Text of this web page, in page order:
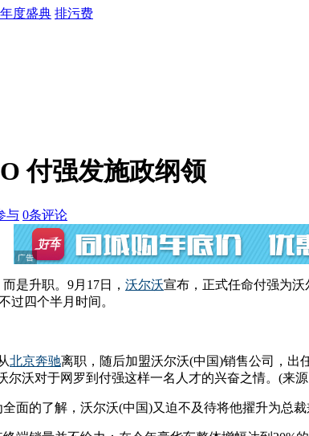
度盛典 排污费
付强发施政纲领
与 0条评论
是升职。9月17日， 沃尔沃宣布，正式任命付强为
过四个半月时间。
北京奔驰离职，随后加盟沃尔沃(中国)销售公司，出
尔沃对于网罗到付强这样一名人才的兴奋之情。(来
面的了解，沃尔沃(中国)又迫不及待将他擢升为总